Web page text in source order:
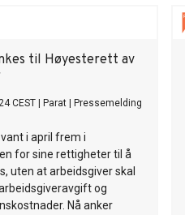
Sigurd Øyvind
til Høyesterett av
CEST Parat Pressemelding
i april frem i
for sine rettigheter til å
uten at arbeidsgiver skal
og
Nå anker